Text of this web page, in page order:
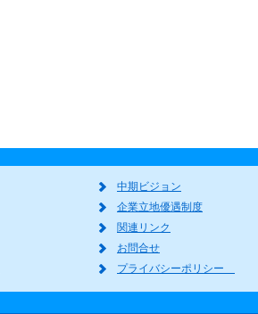
中期ビジョン
企業立地優遇制度
関連リンク
お問合せ
プライバシーポリシー